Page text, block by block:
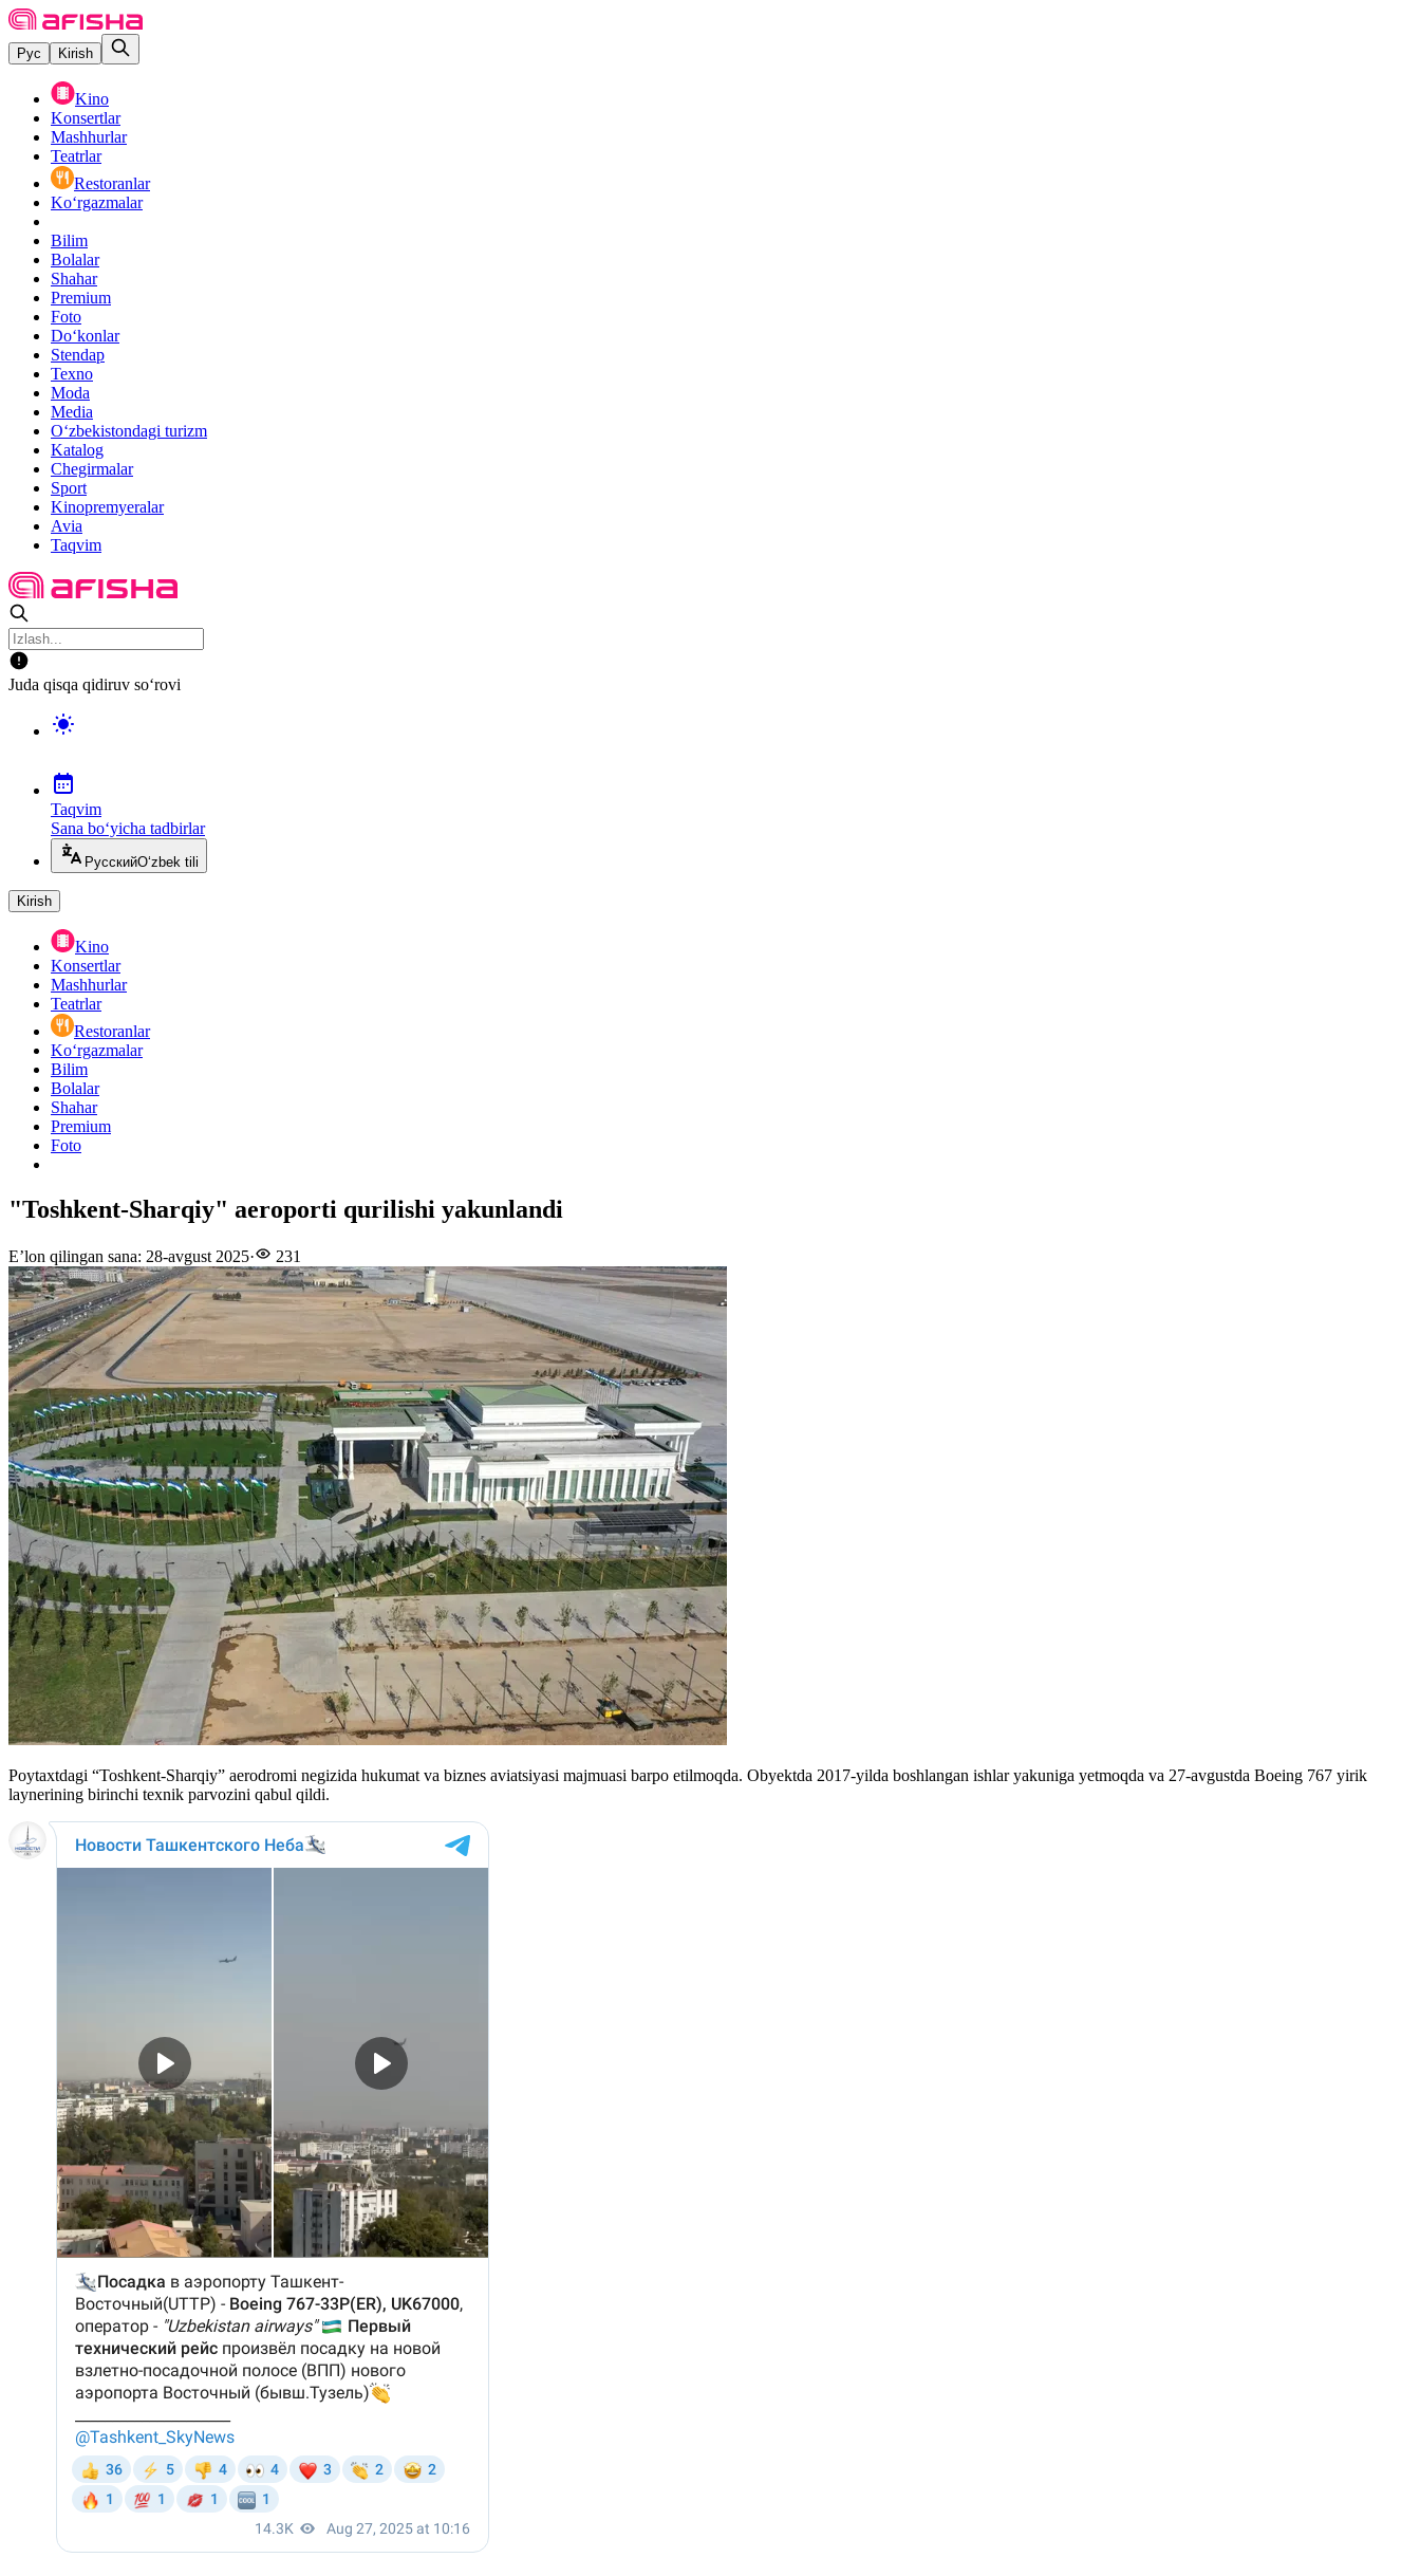
Рус Kirish
Kino
Konsertlar
Mashhurlar
Teatrlar
Restoranlar
Ko‘rgazmalar
Bilim
Bolalar
Shahar
Premium
Foto
Do‘konlar
Stendap
Texno
Moda
Media
O‘zbekistondagi turizm
Katalog
Chegirmalar
Sport
Kinopremyeralar
Avia
Taqvim
Juda qisqa qidiruv so‘rovi
Taqvim
Sana bo‘yicha tadbirlar
РусскийO‘zbek tili
Kirish
Kino
Konsertlar
Mashhurlar
Teatrlar
Restoranlar
Ko‘rgazmalar
Bilim
Bolalar
Shahar
Premium
Foto
"Toshkent-Sharqiy" aeroporti qurilishi yakunlandi
E’lon qilingan sana: 28-avgust 2025· 231
Poytaxtdagi “Toshkent-Sharqiy” aerodromi negizida hukumat va biznes aviatsiyasi majmuasi barpo etilmoqda. Obyektda 2017-yilda boshlangan ishlar yakuniga yetmoqda va 27-avgustda Boeing 767 yirik
laynerining birinchi texnik parvozini qabul qildi.